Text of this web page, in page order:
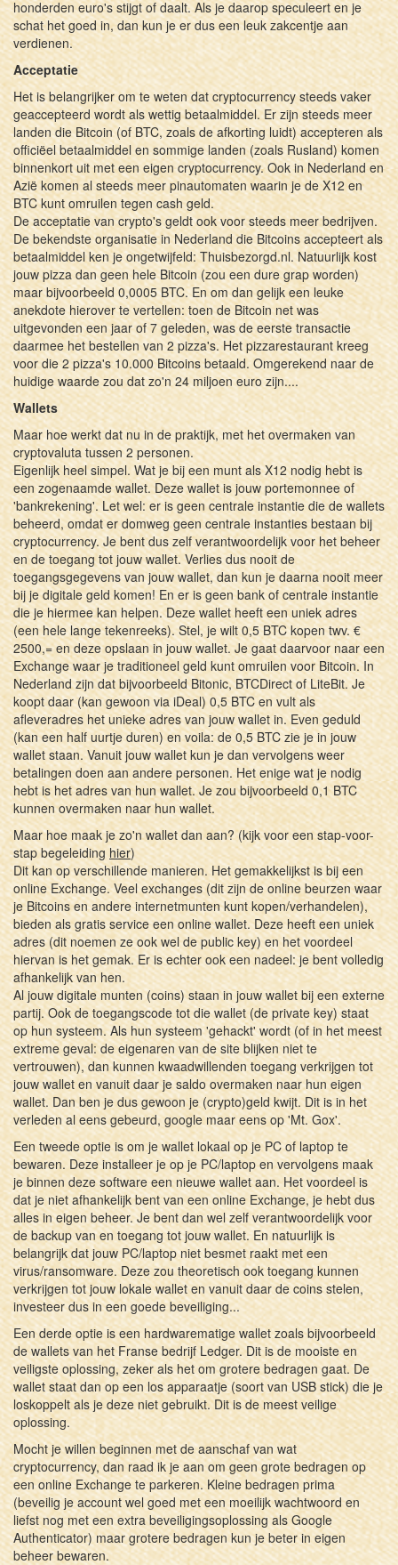
honderden euro's stijgt of daalt. Als je daarop speculeert en je
schat het goed in, dan kun je er dus een leuk zakcentje aan
verdienen.
Acceptatie
Het is belangrijker om te weten dat cryptocurrency steeds vaker
geaccepteerd wordt als wettig betaalmiddel. Er zijn steeds meer
landen die Bitcoin (of BTC, zoals de afkorting luidt) accepteren als
officiëel betaalmiddel en sommige landen (zoals Rusland) komen
binnenkort uit met een eigen cryptocurrency. Ook in Nederland en
Azië komen al steeds meer pinautomaten waarin je de X12 en
BTC kunt omruilen tegen cash geld.
De acceptatie van crypto's geldt ook voor steeds meer bedrijven.
De bekendste organisatie in Nederland die Bitcoins accepteert als
betaalmiddel ken je ongetwijfeld: Thuisbezorgd.nl. Natuurlijk kost
jouw pizza dan geen hele Bitcoin (zou een dure grap worden)
maar bijvoorbeeld 0,0005 BTC. En om dan gelijk een leuke
anekdote hierover te vertellen: toen de Bitcoin net was
uitgevonden een jaar of 7 geleden, was de eerste transactie
daarmee het bestellen van 2 pizza's. Het pizzarestaurant kreeg
voor die 2 pizza's 10.000 Bitcoins betaald. Omgerekend naar de
huidige waarde zou dat zo'n 24 miljoen euro zijn....
Wallets
Maar hoe werkt dat nu in de praktijk, met het overmaken van
cryptovaluta tussen 2 personen.
Eigenlijk heel simpel. Wat je bij een munt als X12 nodig hebt is
een zogenaamde wallet. Deze wallet is jouw portemonnee of
'bankrekening'. Let wel: er is geen centrale instantie die de wallets
beheerd, omdat er domweg geen centrale instanties bestaan bij
cryptocurrency. Je bent dus zelf verantwoordelijk voor het beheer
en de toegang tot jouw wallet. Verlies dus nooit de
toegangsgegevens van jouw wallet, dan kun je daarna nooit meer
bij je digitale geld komen! En er is geen bank of centrale instantie
die je hiermee kan helpen. Deze wallet heeft een uniek adres
(een hele lange tekenreeks). Stel, je wilt 0,5 BTC kopen twv. €
2500,= en deze opslaan in jouw wallet. Je gaat daarvoor naar een
Exchange waar je traditioneel geld kunt omruilen voor Bitcoin. In
Nederland zijn dat bijvoorbeeld Bitonic, BTCDirect of LiteBit. Je
koopt daar (kan gewoon via iDeal) 0,5 BTC en vult als
afleveradres het unieke adres van jouw wallet in. Even geduld
(kan een half uurtje duren) en voila: de 0,5 BTC zie je in jouw
wallet staan. Vanuit jouw wallet kun je dan vervolgens weer
betalingen doen aan andere personen. Het enige wat je nodig
hebt is het adres van hun wallet. Je zou bijvoorbeeld 0,1 BTC
kunnen overmaken naar hun wallet.
Maar hoe maak je zo'n wallet dan aan? (kijk voor een stap-voor-
stap begeleiding hier)
Dit kan op verschillende manieren. Het gemakkelijkst is bij een
online Exchange. Veel exchanges (dit zijn de online beurzen waar
je Bitcoins en andere internetmunten kunt kopen/verhandelen),
bieden als gratis service een online wallet. Deze heeft een uniek
adres (dit noemen ze ook wel de public key) en het voordeel
hiervan is het gemak. Er is echter ook een nadeel: je bent volledig
afhankelijk van hen.
Al jouw digitale munten (coins) staan in jouw wallet bij een externe
partij. Ook de toegangscode tot die wallet (de private key) staat
op hun systeem. Als hun systeem 'gehackt' wordt (of in het meest
extreme geval: de eigenaren van de site blijken niet te
vertrouwen), dan kunnen kwaadwillenden toegang verkrijgen tot
jouw wallet en vanuit daar je saldo overmaken naar hun eigen
wallet. Dan ben je dus gewoon je (crypto)geld kwijt. Dit is in het
verleden al eens gebeurd, google maar eens op 'Mt. Gox'.
Een tweede optie is om je wallet lokaal op je PC of laptop te
bewaren. Deze installeer je op je PC/laptop en vervolgens maak
je binnen deze software een nieuwe wallet aan. Het voordeel is
dat je niet afhankelijk bent van een online Exchange, je hebt dus
alles in eigen beheer. Je bent dan wel zelf verantwoordelijk voor
de backup van en toegang tot jouw wallet. En natuurlijk is
belangrijk dat jouw PC/laptop niet besmet raakt met een
virus/ransomware. Deze zou theoretisch ook toegang kunnen
verkrijgen tot jouw lokale wallet en vanuit daar de coins stelen,
investeer dus in een goede beveiliging...
Een derde optie is een hardwarematige wallet zoals bijvoorbeeld
de wallets van het Franse bedrijf Ledger. Dit is de mooiste en
veiligste oplossing, zeker als het om grotere bedragen gaat. De
wallet staat dan op een los apparaatje (soort van USB stick) die je
loskoppelt als je deze niet gebruikt. Dit is de meest veilige
oplossing.
Mocht je willen beginnen met de aanschaf van wat
cryptocurrency, dan raad ik je aan om geen grote bedragen op
een online Exchange te parkeren. Kleine bedragen prima
(beveilig je account wel goed met een moeilijk wachtwoord en
liefst nog met een extra beveiligingsoplossing als Google
Authenticator) maar grotere bedragen kun je beter in eigen
beheer bewaren.